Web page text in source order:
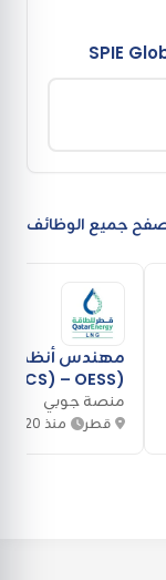
جميع الوظائف
مهندس أنظمة
الطبيعي المسال
منصة جوبي
قطر منذ 20 ساعة